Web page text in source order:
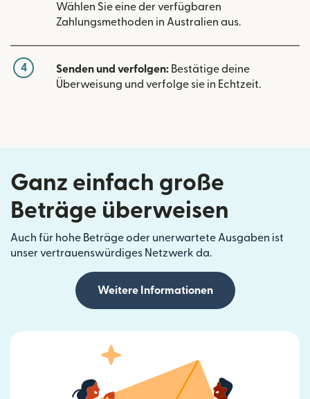
Wählen Sie eine der verfügbaren
Zahlungsmethoden in Australien aus.
4 Senden und verfolgen: Bestätige deine
Überweisung und verfolge sie in Echtzeit.
Ganz einfach große
Beträge überweisen
Auch für hohe Beträge oder unerwartete Ausgaben ist
unser vertrauenswürdiges Netzwerk da.
Weitere Informationen